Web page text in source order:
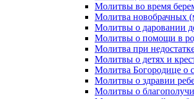
Молитвы во время
Молитва новобрачных
Молитвы о даровании
Молитвы о помощи в
Молитва при
Молитвы о детях и
Молитва Богородице о
Молитвы о здравии
Молитвы о